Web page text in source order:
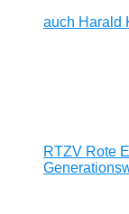
auch Harald
RTZV Rote